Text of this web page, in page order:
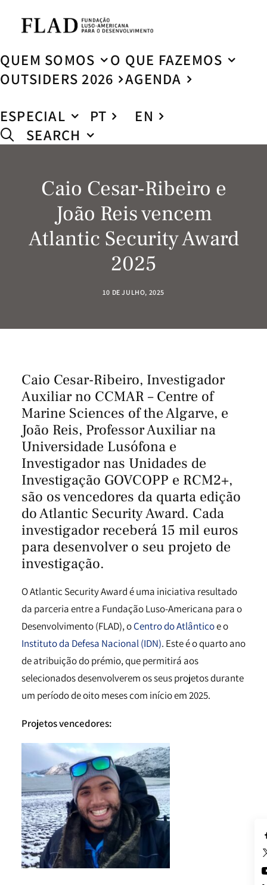
QUEM SOMOS
O QUE FAZEMOS
OUTSIDERS 2026
AGENDA
ESPECIAL
PT
EN
SEARCH
Caio Cesar-Ribeiro e
João Reis vencem
Atlantic Security Award
2025
10 DE JULHO, 2025
Caio Cesar-Ribeiro, Investigador
Auxiliar no CCMAR – Centre of
Marine Sciences of the Algarve, e
João Reis, Professor Auxiliar na
Universidade Lusófona e
Investigador nas Unidades de
Investigação GOVCOPP e RCM2+,
são os vencedores da quarta edição
do Atlantic Security Award. Cada
investigador receberá 15 mil euros
para desenvolver o seu projeto de
investigação.
O Atlantic Security Award é uma iniciativa resultado
da parceria entre a Fundação Luso-Americana para o
Desenvolvimento (FLAD), oCentro do Atlânticoe o
Instituto da Defesa Nacional (IDN). Este é o quarto ano
de atribuição do prémio, que permitirá aos
selecionados desenvolverem os seus projetos durante
um período de oito meses com início em 2025.
Projetos vencedores: